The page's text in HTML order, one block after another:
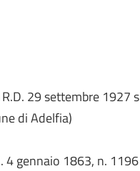
29 settembre 1927
di Adelfia)
4 gennaio 1863, n.